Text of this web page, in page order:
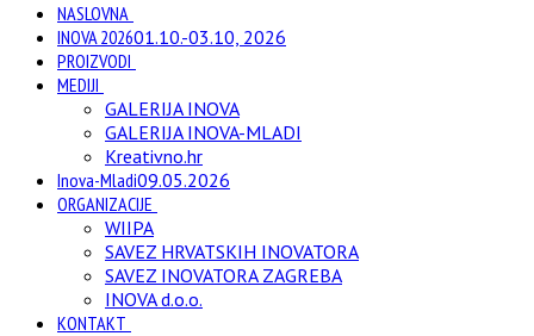
NASLOVNA
INOVA 202601.10.-03.10, 2026
PROIZVODI
MEDIJI
GALERIJA INOVA
GALERIJA INOVA-MLADI
Kreativno.hr
Inova-Mladi09.05.2026
ORGANIZACIJE
WIIPA
SAVEZ HRVATSKIH INOVATORA
SAVEZ INOVATORA ZAGREBA
INOVA d.o.o.
KONTAKT